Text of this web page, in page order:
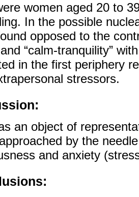
women aged 20 to
In the possible
opposed to the
“calm-tranquility”
in the first periphery
stressors.
an object of
by the
and anxiety